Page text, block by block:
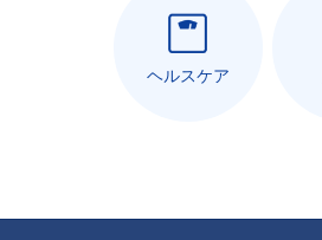
ヘルスケア